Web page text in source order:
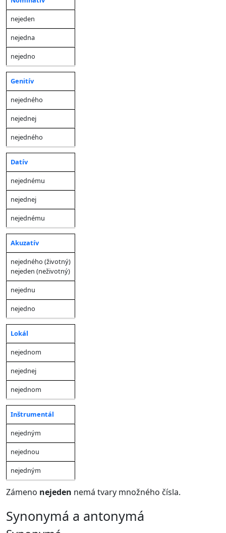
Pád
číslo
(mužský
rod
nejeden
nejedna
nejedno
Genitív
nejedného
nejednej
nejedného
Datív
nejednému
nejednej
nejednému
Akuzatív
nejedného (životný)
nejeden (neživotný)
nejednu
nejedno
Lokál
nejednom
nejednej
nejednom
Inštrumentál
nejedným
nejednou
nejedným
Zámeno nejeden nemá tvary množného čísla.
synonymá a antonymá